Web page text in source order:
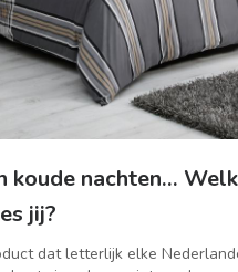
koude nachten… Welk
jij?
dat letterlijk elke